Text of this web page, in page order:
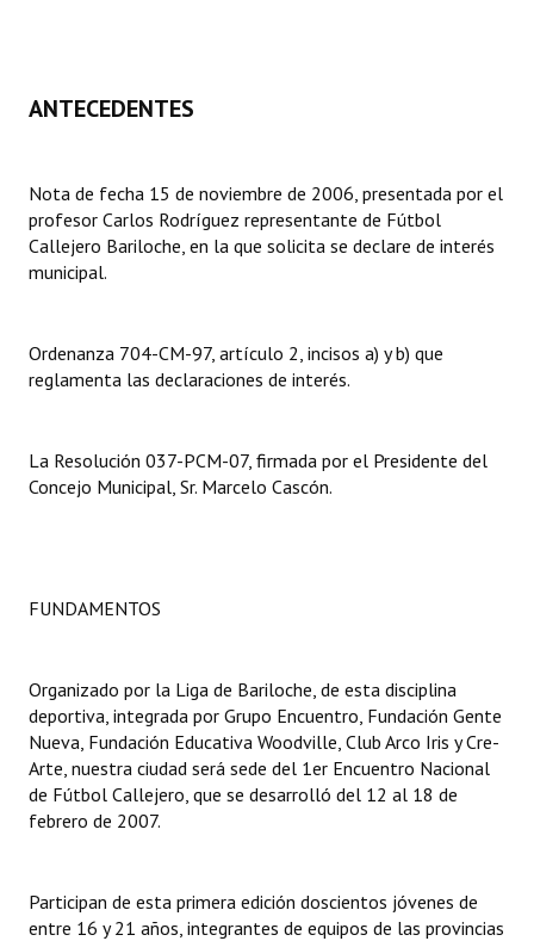
Carta Orgánica 2007
Digesto
Organigrama
Informes de Gestión
Dictámenes Asesoría Letrada
Ejecución Presupuestaria
NORMATIVA
Comunicaciones
Declaraciones
Resoluciones de Presidencia
ANTECEDENTES
Nota de fecha 15 de noviembre de 2006, presentada por el
profesor Carlos Rodríguez representante de Fútbol
Callejero Bariloche, en la que solicita se declare de interés
municipal.
Ordenanza 704-CM-97, artículo 2, incisos a) y b) que
reglamenta las declaraciones de interés.
La Resolución 037-PCM-07, firmada por el Presidente del
Concejo Municipal, Sr. Marcelo Cascón.
FUNDAMENTOS
Organizado por la Liga de Bariloche, de esta disciplina
deportiva, integrada por Grupo Encuentro, Fundación Gente
Nueva, Fundación Educativa Woodville, Club Arco Iris y Cre-
Arte, nuestra ciudad será sede del 1er Encuentro Nacional
de Fútbol Callejero, que se desarrolló del 12 al 18 de
febrero de 2007.
Participan de esta primera edición doscientos jóvenes de
entre 16 y 21 años, integrantes de equipos de las provincias